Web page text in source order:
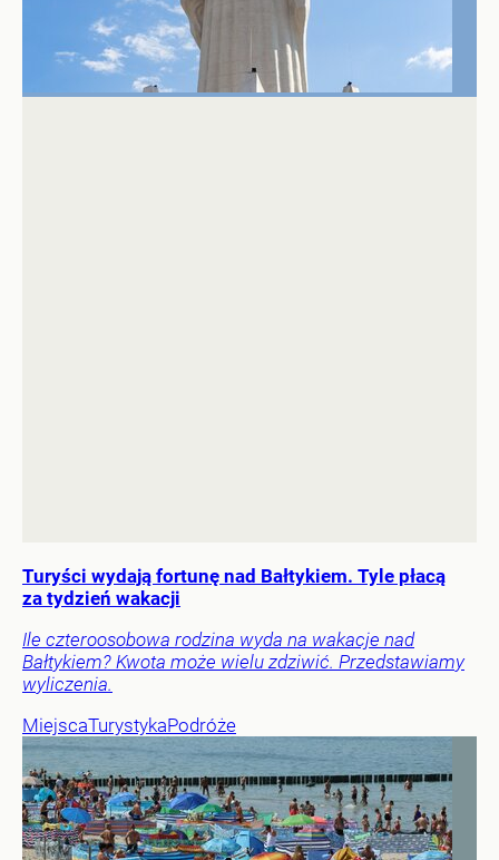
Turyści wydają fortunę nad Bałtykiem. Tyle płacą
za tydzień wakacji
Ile czteroosobowa rodzina wyda na wakacje nad
Bałtykiem? Kwota może wielu zdziwić. Przedstawiamy
wyliczenia.
MiejscaTurystykaPodróże